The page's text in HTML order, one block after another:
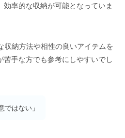
効率的な収納が可能となっていま
収納方法や相性の良いアイテムを
苦手な方でも参考にしやすいでし
ではない」